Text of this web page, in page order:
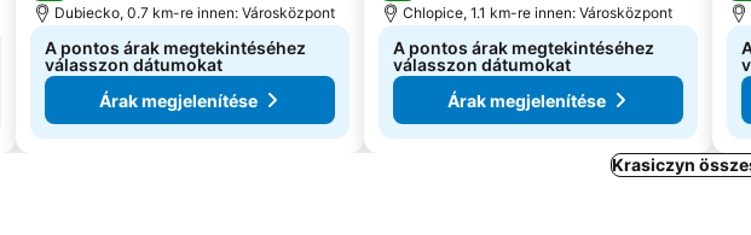
Dubiecko, 0.7 km-re innen: Városközpont
A pontos árak megtekintéséhez
válasszon dátumokat
Árak megjelenítése
Chlopice, 1.1 km-re innen: Városközpont
A pontos árak megtekintéséhez
válasszon dátumokat
Árak megjelenítése
Krasiczyn